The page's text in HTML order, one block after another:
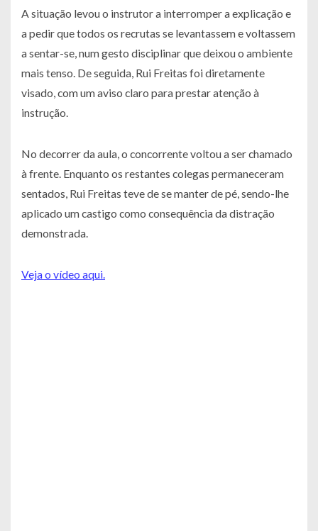
A situação levou o instrutor a interromper a explicação e
a pedir que todos os recrutas se levantassem e voltassem
a sentar-se, num gesto disciplinar que deixou o ambiente
mais tenso. De seguida, Rui Freitas foi diretamente
visado, com um aviso claro para prestar atenção à
instrução.
No decorrer da aula, o concorrente voltou a ser chamado
à frente. Enquanto os restantes colegas permaneceram
sentados, Rui Freitas teve de se manter de pé, sendo-lhe
aplicado um castigo como consequência da distração
demonstrada.
Veja o vídeo aqui.